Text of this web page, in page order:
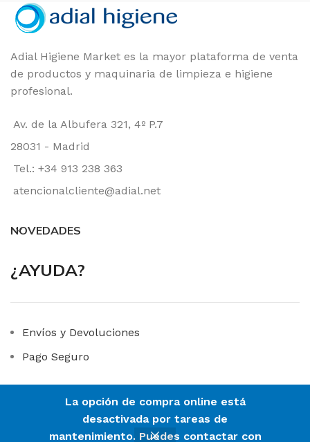
La opción de compra online está
desactivada por tareas de
mantenimiento. Puedes contactar con
Adial Higiene Market es la mayor plataforma de venta
de productos y maquinaria de limpieza e higiene
profesional.
Av. de la Albufera 321, 4º P.7
28031 - Madrid
Tel.: +34 913 238 363
atencionalcliente@adial.net
NOVEDADES
¿AYUDA?
Envíos y Devoluciones
Pago Seguro
LINKS DE INTERÉS